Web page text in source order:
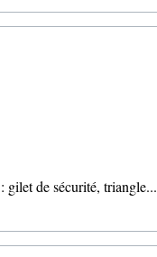
gilet de sécurité, triangle...